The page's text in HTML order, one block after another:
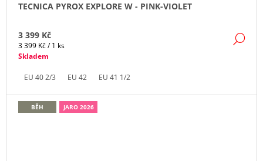
TECNICA PYROX EXPLORE W - PINK-VIOLET
3 399 Kč
Měrná
cena:
3 399 Kč / 1 ks
Skladem
EU 40 2/3 EU 42 EU 41 1/2
BĚH JARO 2026